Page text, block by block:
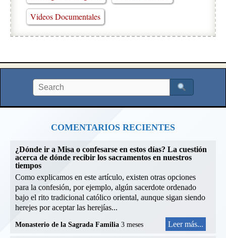
Videos Documentales
COMENTARIOS RECIENTES
¿Dónde ir a Misa o confesarse en estos días? La cuestión
acerca de dónde recibir los sacramentos en nuestros
tiempos
Como explicamos en este artículo, existen otras opciones
para la confesión, por ejemplo, algún sacerdote ordenado
bajo el rito tradicional católico oriental, aunque sigan siendo
herejes por aceptar las herejías...
Monasterio de la Sagrada Familia 3 meses Leer más...